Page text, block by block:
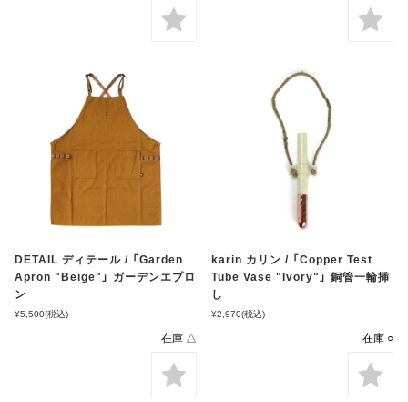
DETAIL ディテール / 「Garden
Apron "Beige"」 ガーデンエプロ
ン
¥5,500(税込)
在庫 △
karin カリン / 「Copper Test
Tube Vase "Ivory"」 銅管一輪挿
し
¥2,970(税込)
在庫 ○